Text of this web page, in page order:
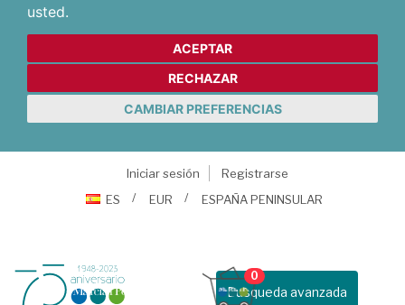
usted.
ACEPTAR
RECHAZAR
CAMBIAR PREFERENCIAS
Iniciar sesión
Registrarse
ES
EUR ESPAÑA PENINSULAR
Busqueda avanzada
0